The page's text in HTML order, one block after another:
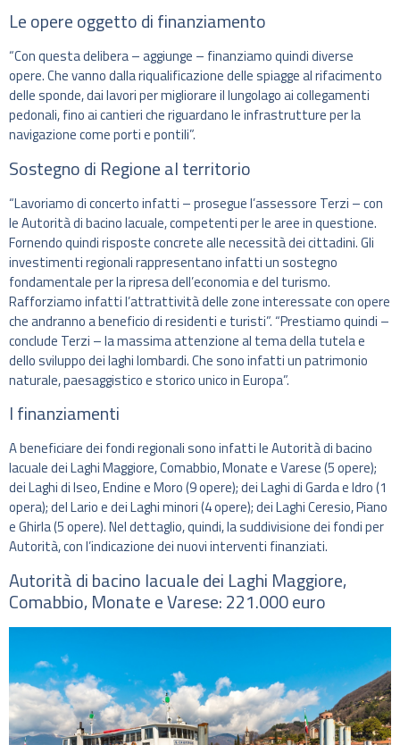
Le opere oggetto di finanziamento
“Con questa delibera – aggiunge – finanziamo quindi diverse
opere. Che vanno dalla riqualificazione delle spiagge al rifacimento
delle sponde, dai lavori per migliorare il lungolago ai collegamenti
pedonali, fino ai cantieri che riguardano le infrastrutture per la
navigazione come porti e pontili”.
Sostegno di Regione al territorio
“Lavoriamo di concerto infatti – prosegue l’assessore Terzi – con
le Autorità di bacino lacuale, competenti per le aree in questione.
Fornendo quindi risposte concrete alle necessità dei cittadini. Gli
investimenti regionali rappresentano infatti un sostegno
fondamentale per la ripresa dell’economia e del turismo.
Rafforziamo infatti l’attrattività delle zone interessate con opere
che andranno a beneficio di residenti e turisti”. “Prestiamo quindi –
conclude Terzi – la massima attenzione al tema della tutela e
dello sviluppo dei laghi lombardi. Che sono infatti un patrimonio
naturale, paesaggistico e storico unico in Europa”.
I finanziamenti
A beneficiare dei fondi regionali sono infatti le Autorità di bacino
lacuale dei Laghi Maggiore, Comabbio, Monate e Varese (5 opere);
dei Laghi di Iseo, Endine e Moro (9 opere); dei Laghi di Garda e Idro (1
opera); del Lario e dei Laghi minori (4 opere); dei Laghi Ceresio, Piano
e Ghirla (5 opere). Nel dettaglio, quindi, la suddivisione dei fondi per
Autorità, con l’indicazione dei nuovi interventi finanziati.
Autorità di bacino lacuale dei Laghi Maggiore,
Comabbio, Monate e Varese: 221.000 euro